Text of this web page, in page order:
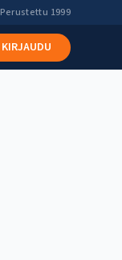
Perustettu 1999
KIRJAUDU